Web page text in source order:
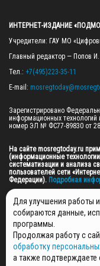
ИНТЕРНЕТ-ИЗДАНИЕ
Учредители: ГАУ МО
Главный редактор — Попов И.
Тел.: +7(495)223-35-11
E-mail:
Зарегистрировано
информационных
номер ЭЛ № ФС77-89830 от
На сайте mosregtoday.ru
(информационные
систематизации и анализа
пользователей сети
Федерации). Подробная
© 2026 ПРАВА НА ВСЕ
МЕДИА" (ОГРН:
ПОЛИТИКА ОБРАБОТКИ
НОВОСТИ
Для улучшения работы
собираются данные,
программы.
Продолжая работу с
обработку
а также